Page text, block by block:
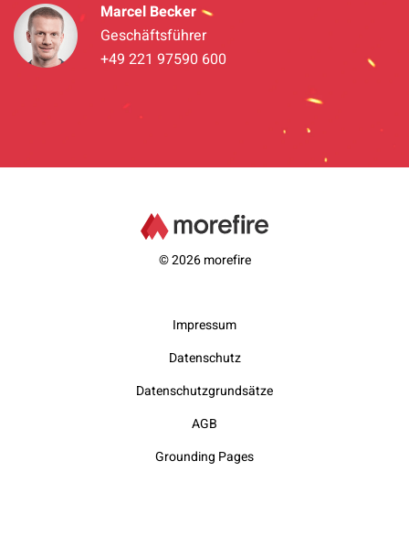
Marcel Becker
Geschäftsführer
+49 221 97590 600
© 2026 morefire
Impressum
Datenschutz
Datenschutzgrundsätze
AGB
Grounding Pages